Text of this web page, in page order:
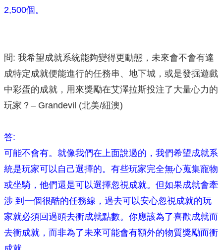
2,500個。
問: 我希望成就系統能夠變得更動態，未來會不會有達
成特定成就便能進行的任務串、地下城，或是發掘遊戲
中彩蛋的成就，用來獎勵在艾澤拉斯投注了大量心力的
玩家？– Grandevil (北美/紐澳)
答:
可能不會有。就像我們在上面說過的，我們希望成就系
統是玩家可以自己選擇的。有些玩家完全無心蒐集寵物
或坐騎，他們還是可以選擇忽視成就。但如果成就會牽
涉 到一個很酷的任務線，過去可以安心忽視成就的玩
家就必須回過頭去衝成就點數。你應該為了喜歡成就而
去衝成就，而非為了未來可能會有額外的物質獎勵而衝